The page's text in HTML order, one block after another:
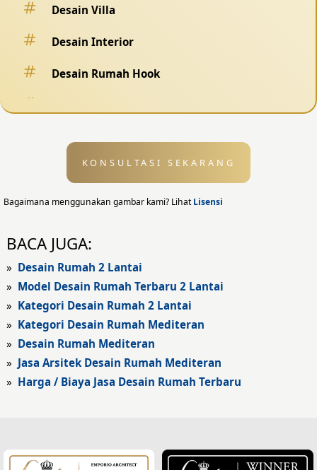
Desain Villa
Desain Interior
Desain Rumah Hook
Desain Eksterior
Desain Eksterior Rumah
Desain Rumah Modern
Fasad Rumah Modern
Fasad Kantor
Fasad Hotel
Desain Rumah Klasik
KONSULTASI SEKARANG
Bagaimana menggunakan gambar kami? LihatLisensi
BACA JUGA:
» Desain Rumah 2 Lantai
» Model Desain Rumah Terbaru 2 Lantai
» Kategori Desain Rumah 2 Lantai
» Kategori Desain Rumah Mediteran
» Desain Rumah Mediteran
» Jasa Arsitek Desain Rumah Mediteran
» Harga / Biaya Jasa Desain Rumah Terbaru